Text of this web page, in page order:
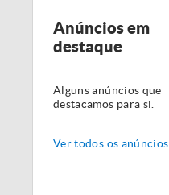
Anúncios em
destaque
Alguns anúncios que
destacamos para si.
Ver todos os anúncios